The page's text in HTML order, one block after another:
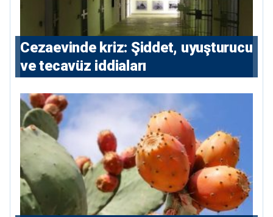
Cezaevinde kriz: Şiddet, uyuşturucu
ve tecavüz iddiaları